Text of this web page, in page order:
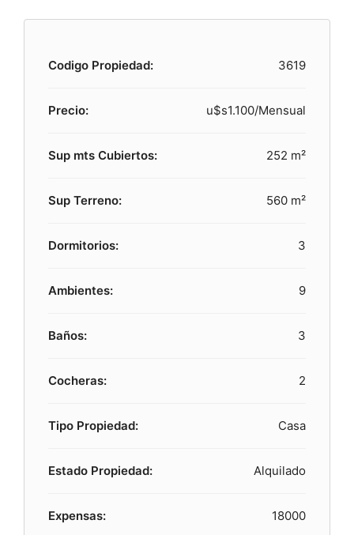
Codigo Propiedad: 3619
Precio: u$s1.100/Mensual
Sup mts Cubiertos: 252 m²
Sup Terreno: 560 m²
Dormitorios: 3
Ambientes: 9
Baños: 3
Cocheras: 2
Tipo Propiedad: Casa
Estado Propiedad: Alquilado
Expensas: 18000